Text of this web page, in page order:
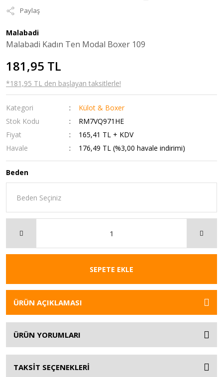
Paylaş
Malabadi
Malabadi Kadın Ten Modal Boxer 109
181,95 TL
*181,95 TL den başlayan taksitlerle!
Kategori
Külot & Boxer
Stok Kodu
RM7VQ971HE
Fiyat
165,41 TL + KDV
Havale
176,49 TL (%3,00 havale indirimi)
Beden
SEPETE EKLE
ÜRÜN AÇIKLAMASI
ÜRÜN YORUMLARI
TAKSİT SEÇENEKLERİ